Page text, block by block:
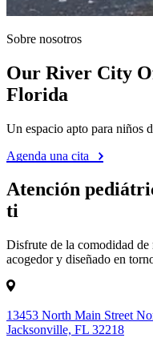
Sobre nosotros
Our River City
Florida
Un espacio apto para niños
Agenda una cita
Atención
ti
Disfrute de la comodidad de
acogedor y diseñado en
13453 North Main Street
Jacksonville, FL 32218